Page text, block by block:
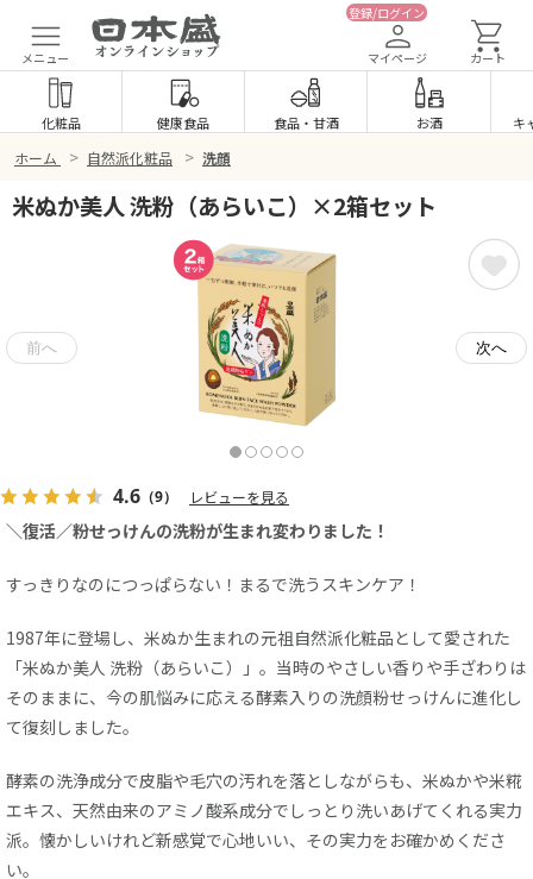
メニュー
登録/ログイン
マイページ カート
化粧品 健康食品 食品・ 甘酒 お酒 キ
ホーム > 自然派化粧品 > 洗顔
米ぬか美人 洗粉（あらいこ）×2箱セット
4.6 （9） レビューを見る
＼復活／粉せっけんの洗粉が生まれ変わりました！
すっきりなのにつっぱらない！まるで洗うスキンケア！
1987年に登場し、米ぬか生まれの元祖自然派化粧品として愛された
「米ぬか美人 洗粉（あらいこ）」。当時のやさしい香りや手ざわりは
そのままに、今の肌悩みに応える酵素入りの洗顔粉せっけんに進化し
て復刻しました。
酵素の洗浄成分で皮脂や毛穴の汚れを落としながらも、米ぬかや米糀
エキス、天然由来のアミノ酸系成分でしっとり洗いあげてくれる実力
派。懐かしいけれど新感覚で心地いい、その実力をお確かめくださ
い。